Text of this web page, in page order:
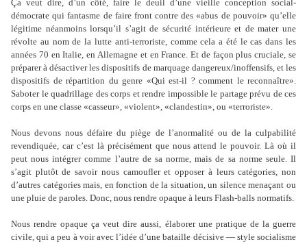
Ça veut dire, d’un côté, faire le deuil d’une vieille conception social-
démocrate qui fantasme de faire front contre des «abus de pouvoir» qu’elle
légitime néanmoins lorsqu’il s’agit de sécurité intérieure et de mater une
révolte au nom de la lutte anti-terroriste, comme cela a été le cas dans les
années 70 en Italie, en Allemagne et en France. Et de façon plus cruciale, se
préparer à désactiver les dispositifs de marquage dangereux/inoffensifs, et les
dispositifs de répartition du genre «Qui est-il ? comment le reconnaître».
Saboter le quadrillage des corps et rendre impossible le partage prévu de ces
corps en une classe «casseur», «violent», «clandestin», ou «terroriste».
Nous devons nous défaire du piège de l’anormalité ou de la culpabilité
revendiquée, car c’est là précisément que nous attend le pouvoir. Là où il
peut nous intégrer comme l’autre de sa norme, mais de sa norme seule. Il
s’agit plutôt de savoir nous camoufler et opposer à leurs catégories, non
d’autres catégories mais, en fonction de la situation, un silence menaçant ou
une pluie de paroles. Donc, nous rendre opaque à leurs Flash-balls normatifs.
Nous rendre opaque ça veut dire aussi, élaborer une pratique de la guerre
civile, qui a peu à voir avec l’idée d’une bataille décisive — style socialisme